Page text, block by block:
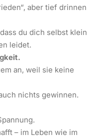
aber tief drinnen
du dich selbst klein
leidet.
an, weil sie keine
nichts gewinnen.
– im Leben wie im